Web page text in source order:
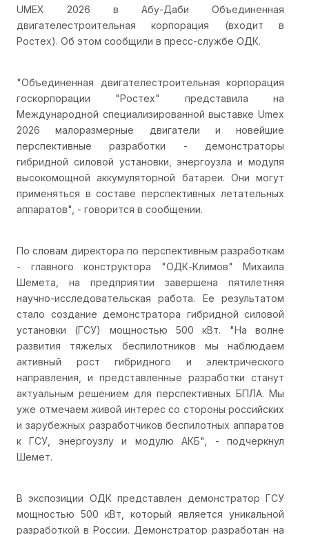
UMEX 2026 в Абу-Даби Объединенная
двигателестроительная корпорация (входит в
Ростех). Об этом сообщили в пресс-службе ОДК.
"Объединенная двигателестроительная корпорация
госкорпорации "Ростех" представила на
Международной специализированной выставке Umex
2026 малоразмерные двигатели и новейшие
перспективные разработки - демонстраторы
гибридной силовой установки, энергоузла и модуля
высокомощной аккумуляторной батареи. Они могут
применяться в составе перспективных летательных
аппаратов", - говорится в сообщении.
По словам директора по перспективным разработкам
- главного конструктора "ОДК-Климов" Михаила
Шемета, на предприятии завершена пятилетняя
научно-исследовательская работа. Ее результатом
стало создание демонстратора гибридной силовой
установки (ГСУ) мощностью 500 кВт. "На волне
развития тяжелых беспилотников мы наблюдаем
активный рост гибридного и электрического
направления, и представленные разработки станут
актуальным решением для перспективных БПЛА. Мы
уже отмечаем живой интерес со стороны российских
и зарубежных разработчиков беспилотных аппаратов
к ГСУ, энергоузлу и модулю АКБ", - подчеркнул
Шемет.
В экспозиции ОДК представлен демонстратор ГСУ
мощностью 500 кВт, который является уникальной
разработкой в России. Демонстратор разработан на